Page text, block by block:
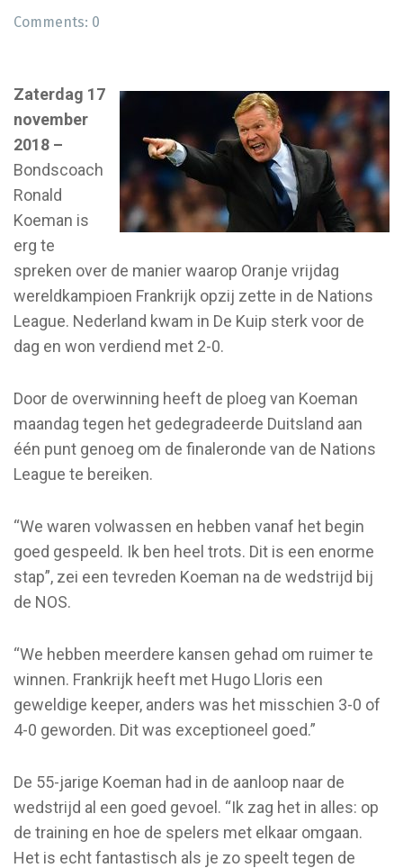
Comments: 0
Zaterdag 17
november
2018 –
Bondscoach
Ronald
Koeman is
erg te
spreken over de manier waarop Oranje vrijdag
wereldkampioen Frankrijk opzij zette in de Nations
League. Nederland kwam in De Kuip sterk voor de
dag en won verdiend met 2-0.
Door de overwinning heeft de ploeg van Koeman
maandag tegen het gedegradeerde Duitsland aan
één punt genoeg om de finaleronde van de Nations
League te bereiken.
“We waren volwassen en hebben vanaf het begin
goed gespeeld. Ik ben heel trots. Dit is een enorme
stap”, zei een tevreden Koeman na de wedstrijd bij
de NOS.
“We hebben meerdere kansen gehad om ruimer te
winnen. Frankrijk heeft met Hugo Lloris een
geweldige keeper, anders was het misschien 3-0 of
4-0 geworden. Dit was exceptioneel goed.”
De 55-jarige Koeman had in de aanloop naar de
wedstrijd al een goed gevoel. “Ik zag het in alles: op
de training en hoe de spelers met elkaar omgaan.
Het is echt fantastisch als je zo speelt tegen de